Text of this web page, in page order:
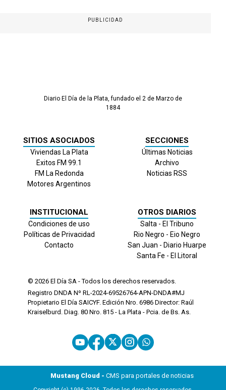
PUBLICIDAD
Diario El Día de la Plata, fundado el 2 de Marzo de
1884
SITIOS ASOCIADOS
Viviendas La Plata
Exitos FM 99.1
FM La Redonda
Motores Argentinos
SECCIONES
Últimas Noticias
Archivo
Noticias RSS
INSTITUCIONAL
Condiciones de uso
Políticas de Privacidad
Contacto
OTROS DIARIOS
Salta - El Tribuno
Rio Negro - Eio Negro
San Juan - Diario Huarpe
Santa Fe - El Litoral
© 2026 El Día SA - Todos los derechos reservados.
Registro DNDA Nº RL-2024-69526764-APN-DNDA#MJ
Propietario El Día SAICYF. Edición Nro. 6986 Director: Raúl
Kraiselburd. Diag. 80 Nro. 815 - La Plata - Pcia. de Bs. As.
Mustang Cloud - CMS para portales de noticias